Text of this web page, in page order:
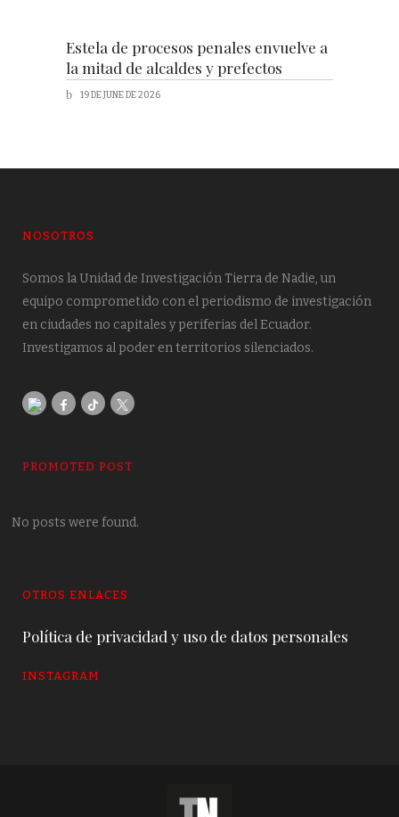
Estela de procesos penales envuelve a
la mitad de alcaldes y prefectos
19 DE JUNE DE 2026
NOSOTROS
Somos la Unidad de Investigación Tierra de Nadie, un
equipo comprometido con el periodismo de investigación
en ciudades no capitales y periferias del Ecuador.
Investigamos al poder en territorios silenciados.
PROMOTED POST
No posts were found.
OTROS ENLACES
Política de privacidad y uso de datos personales
INSTAGRAM